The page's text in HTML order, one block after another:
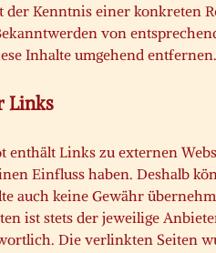
der Kenntnis einer konkreten
von
Inhalte umgehend entfernen.
Links
enthält Links zu externen
Einfluss haben. Deshalb
auch keine Gewähr
ist stets der jeweilige
Die verlinkten Seiten